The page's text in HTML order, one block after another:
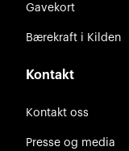
Gavekort
Bærekraft i Kilden
Kontakt
Kontakt oss
Presse og media